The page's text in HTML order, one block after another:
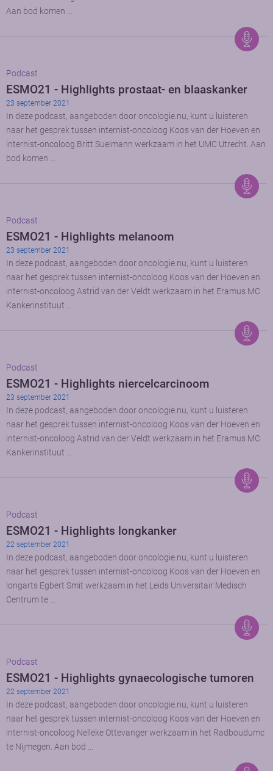
Aan bod komen …
Podcast
ESMO21 - Highlights prostaat- en blaaskanker
23 september 2021
In deze podcast, aangeboden door oncologie.nu, kunt u luisteren
naar het gesprek tussen internist-oncoloog Koos van der Hoeven en
internist-oncoloog Britt Suelmann werkzaam in het UMC Utrecht. Aan
bod komen …
Podcast
ESMO21 - Highlights melanoom
23 september 2021
In deze podcast, aangeboden door oncologie.nu, kunt u luisteren
naar het gesprek tussen internist-oncoloog Koos van der Hoeven en
internist-oncoloog Astrid van der Veldt werkzaam in het Eramus MC
Kankerinstituut …
Podcast
ESMO21 - Highlights niercelcarcinoom
23 september 2021
In deze podcast, aangeboden door oncologie.nu, kunt u luisteren
naar het gesprek tussen internist-oncoloog Koos van der Hoeven en
internist-oncoloog Astrid van der Veldt werkzaam in het Eramus MC
Kankerinstituut …
Podcast
ESMO21 - Highlights longkanker
22 september 2021
In deze podcast, aangeboden door oncologie.nu, kunt u luisteren
naar het gesprek tussen internist-oncoloog Koos van der Hoeven en
longarts Egbert Smit werkzaam in het Leids Universitair Medisch
Centrum te …
Podcast
ESMO21 - Highlights gynaecologische tumoren
22 september 2021
In deze podcast, aangeboden door oncologie.nu, kunt u luisteren
naar het gesprek tussen internist-oncoloog Koos van der Hoeven en
internist-oncoloog Nelleke Ottevanger werkzaam in het Radboudumc
te Nijmegen. Aan bod …